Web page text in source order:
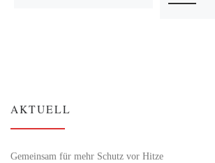
AKTUELL
Gemeinsam für mehr Schutz vor Hitze